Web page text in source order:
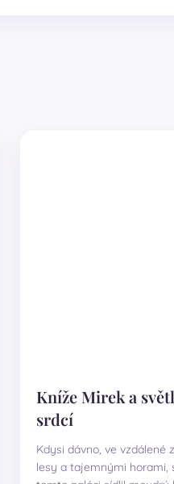
Kníže Mirek a
srdcí
Kdysi dávno, ve vzdálené
lesy a tajemnými horami,